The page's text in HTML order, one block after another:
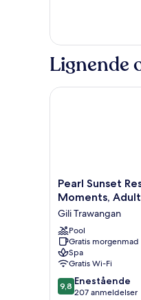
With
Access
Lignende
Pearl
Sunset
Sunset
Moments,
Adults
Only
Gili
Trawangan
Pearl Sunset
Moments,
Gili Trawangan
Pool
Gratis morgenmad
Spa
Gratis Wi-Fi
9.8
ud
9,8 Enestående
207 anmeldelser
Pearl Sunset